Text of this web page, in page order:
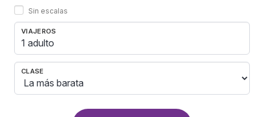
Sin escalas
VIAJEROS
1 adulto
CLASE